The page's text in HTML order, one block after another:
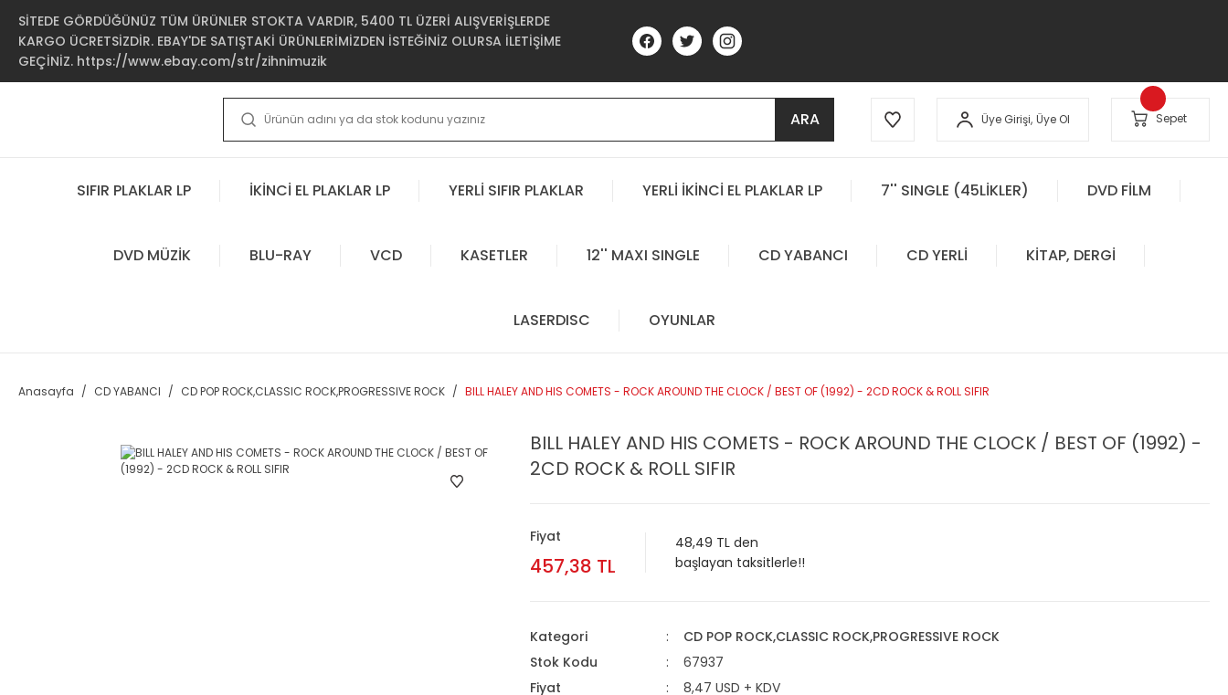
SİTEDE GÖRDÜĞÜNÜZ TÜM ÜRÜNLER STOKTA VARDIR, 5400 TL ÜZERİ ALIŞVERİŞLERDE
KARGO ÜCRETSİZDİR. EBAY'DE SATIŞTAKİ ÜRÜNLERİMİZDEN İSTEĞİNİZ OLURSA İLETİŞİME
GEÇİNİZ. https://www.ebay.com/str/zihnimuzik
ARA Üye Girişi, Üye Ol Sepet
SIFIR PLAKLAR LP İKİNCİ EL PLAKLAR LP YERLİ SIFIR PLAKLAR YERLİ İKİNCİ EL PLAKLAR LP 7'' SINGLE (45LİKLER) DVD FİLM
DVD MÜZİK BLU-RAY VCD KASETLER 12'' MAXI SINGLE CD YABANCI CD YERLİ KİTAP, DERGİ
LASERDISC OYUNLAR
Anasayfa CD YABANCI CD POP ROCK,CLASSIC ROCK,PROGRESSIVE ROCK BILL HALEY AND HIS COMETS - ROCK AROUND THE CLOCK / BEST OF (1992) - 2CD ROCK & ROLL SIFIR
BILL HALEY AND HIS COMETS - ROCK AROUND THE CLOCK / BEST OF (1992) -
2CD ROCK & ROLL SIFIR
Fiyat
457,38 TL
48,49 TL den
başlayan taksitlerle!!
Kategori
CD POP ROCK,CLASSIC ROCK,PROGRESSIVE ROCK
Stok Kodu
67937
Fiyat
8,47 USD + KDV